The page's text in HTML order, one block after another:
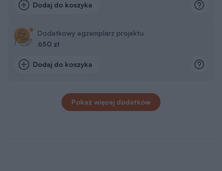
Dodaj do koszyka
Dodatkowy egzemplarz projektu
650 zł
Dodaj do koszyka
Pokaż więcej dodatków